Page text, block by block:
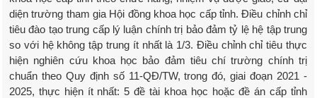
diện trường tham gia Hội đồng khoa học cấp tỉnh. Điều chỉnh chỉ
tiêu đào tạo trung cấp lý luận chính trị bảo đảm tỷ lệ hệ tập trung
so với hệ không tập trung ít nhất là 1/3. Điều chỉnh chỉ tiêu thực
hiện nghiên cứu khoa học bảo đảm tiêu chí trường chính trị
chuẩn theo Quy định số 11-QĐ/TW, trong đó, giai đoạn 2021 -
2025, thực hiện ít nhất: 5 đề tài khoa học hoặc đề án cấp tỉnh